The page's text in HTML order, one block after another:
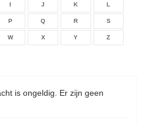
I J K L
P Q R S
W X Y Z
is ongeldig. Er zijn geen